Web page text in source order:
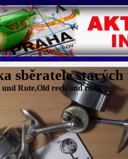
sběratele
Rute,Old reels and rods.